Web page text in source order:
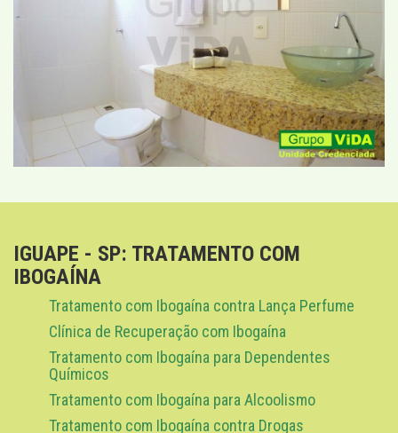
IGUAPE - SP: TRATAMENTO COM
IBOGAÍNA
Tratamento com Ibogaína contra Lança Perfume
Clínica de Recuperação com Ibogaína
Tratamento com Ibogaína para Dependentes
Químicos
Tratamento com Ibogaína para Alcoolismo
Tratamento com Ibogaína contra Drogas